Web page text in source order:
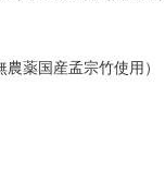
薬国産孟宗竹使用）